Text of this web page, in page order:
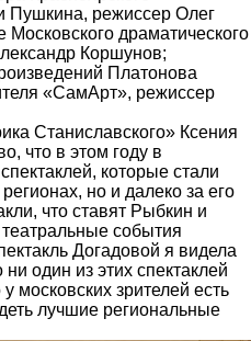
Пушкина, режиссер Олег
драматического
Коршунов;
Платонова
«СамАрт», режиссер
Станиславского» Ксения
что в этом году в
которые стали
но и далеко за его
что ставят Рыбкин и
события
Догадовой я видела
один из этих спектаклей
московских зрителей есть
лучшие региональные